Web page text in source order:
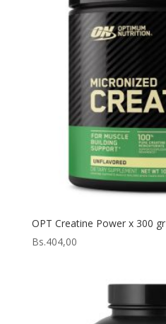
OPT Creatine Power x 300 gr
Bs.404,00